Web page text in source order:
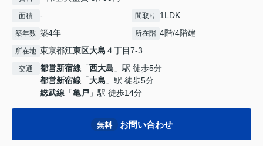
面積 - 間取り 1LDK
築年数 築4年 所在階 4階/4階建
所在地 東京都江東区大島 ４丁目7-3
交通 都営新宿線 「西大島 」駅 徒歩5分
都営新宿線 「大島 」駅 徒歩5分
総武線 「亀戸 」駅 徒歩14分
無料 お問い合わせ